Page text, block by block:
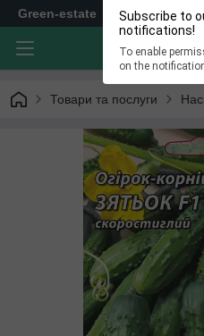
Subscribe to
notifications!
To enable
on the
Green-estate
Товари та послуги